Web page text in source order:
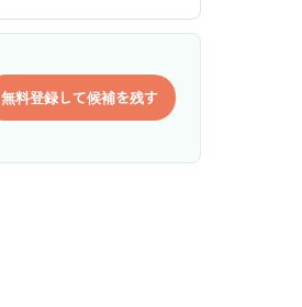
無料登録して候補を残す